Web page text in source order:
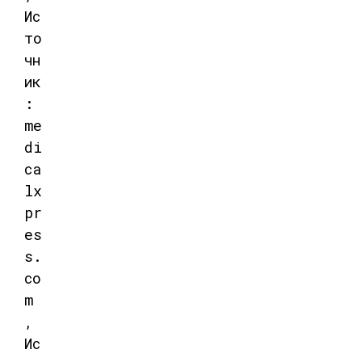
Ис
то
чн
ик
:
me
di
ca
lx
pr
es
s.
co
m
,
Ис